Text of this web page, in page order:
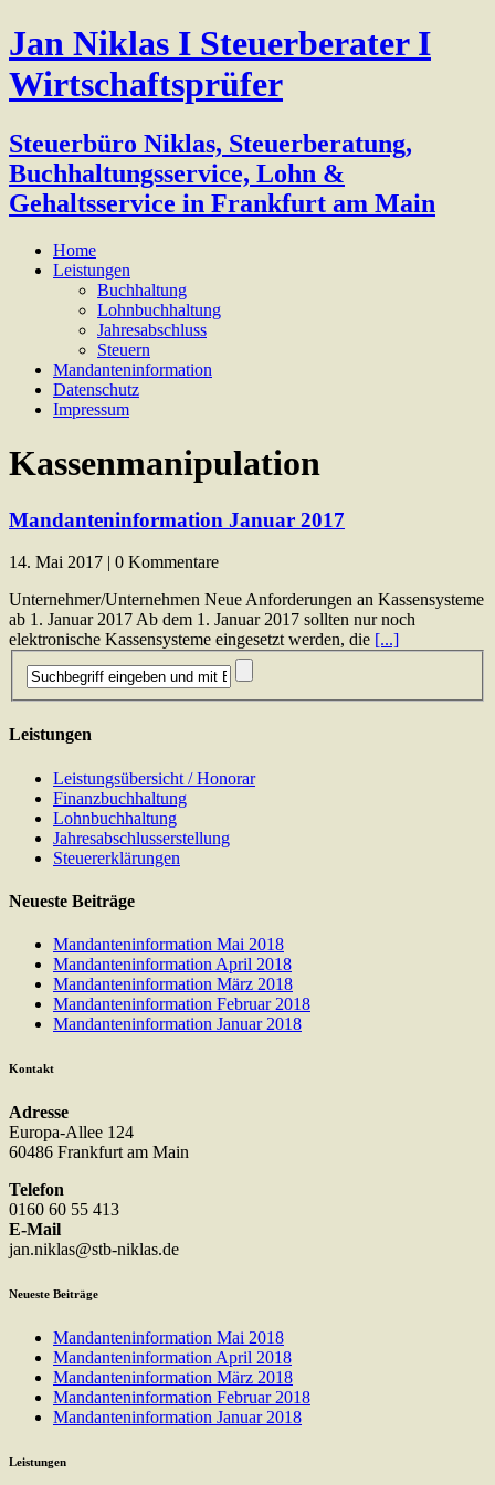
Jan Niklas I Steuerberater I
Wirtschaftsprüfer
Steuerbüro Niklas, Steuerberatung,
Buchhaltungsservice, Lohn &
Gehaltsservice in Frankfurt am Main
Home
Leistungen
Buchhaltung
Lohnbuchhaltung
Jahresabschluss
Steuern
Mandanteninformation
Datenschutz
Impressum
Kassenmanipulation
Mandanteninformation Januar 2017
14. Mai 2017 | 0 Kommentare
Unternehmer/Unternehmen Neue Anforderungen an Kassensysteme
ab 1. Januar 2017 Ab dem 1. Januar 2017 sollten nur noch
elektronische Kassensysteme eingesetzt werden, die [...]
Leistungen
Leistungsübersicht / Honorar
Finanzbuchhaltung
Lohnbuchhaltung
Jahresabschlusserstellung
Steuererklärungen
Neueste Beiträge
Mandanteninformation Mai 2018
Mandanteninformation April 2018
Mandanteninformation März 2018
Mandanteninformation Februar 2018
Mandanteninformation Januar 2018
Kontakt
Adresse
Europa-Allee 124
60486 Frankfurt am Main
Telefon
0160 60 55 413
E-Mail
jan.niklas@stb-niklas.de
Neueste Beiträge
Mandanteninformation Mai 2018
Mandanteninformation April 2018
Mandanteninformation März 2018
Mandanteninformation Februar 2018
Mandanteninformation Januar 2018
Leistungen